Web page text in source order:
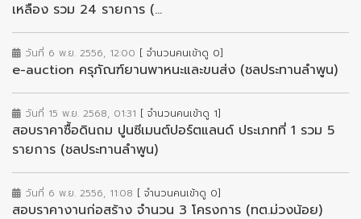
เหลือง รวม 24 รายการ (...
วันที่ 6 พ.ย. 2556, 12:00 [ จำนวนคนเข้าดู 0]
e-auction ครุภัณฑ์ยานพาหนะและขนส่ง (ชลประทานลำพูน)
วันที่ 15 พ.ย. 2568, 01:31 [ จำนวนคนเข้าดู 1]
สอบราคาซื้อดินถม ปูนซีเมนต์ปอร์ตแลนด์ ประเภทที่ 1 รวม 5
รายการ (ชลประทานลำพูน)
วันที่ 6 พ.ย. 2556, 11:08 [ จำนวนคนเข้าดู 0]
สอบราคางานก่อสร้าง จำนวน 3 โครงการ (ทต.ม่วงน้อย)